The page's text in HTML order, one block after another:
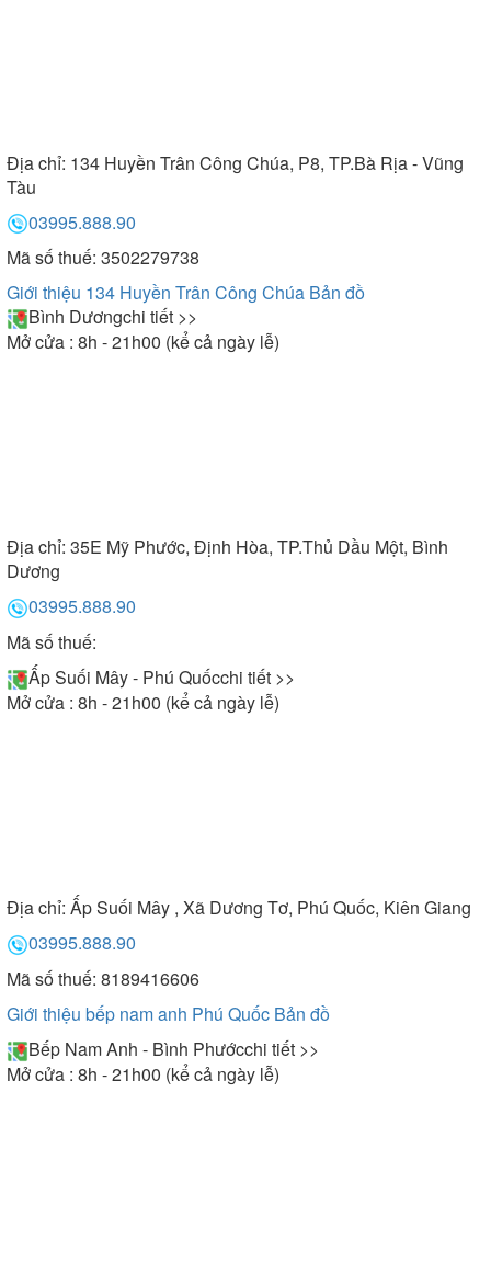
Địa chỉ: 134 Huyền Trân Công Chúa, P8, TP.Bà Rịa - Vũng
Tàu
03995.888.90
Mã số thuế: 3502279738
Giới thiệu 134 Huyền Trân Công Chúa Bản đồ
Bình Dươngchi tiết >>
Mở cửa : 8h - 21h00 (kể cả ngày lễ)
Địa chỉ: 35E Mỹ Phước, Định Hòa, TP.Thủ Dầu Một, Bình
Dương
03995.888.90
Mã số thuế:
Ấp Suối Mây - Phú Quốcchi tiết >>
Mở cửa : 8h - 21h00 (kể cả ngày lễ)
Địa chỉ: Ấp Suối Mây , Xã Dương Tơ, Phú Quốc, Kiên Giang
03995.888.90
Mã số thuế: 8189416606
Giới thiệu bếp nam anh Phú Quốc Bản đồ
Bếp Nam Anh - Bình Phướcchi tiết >>
Mở cửa : 8h - 21h00 (kể cả ngày lễ)